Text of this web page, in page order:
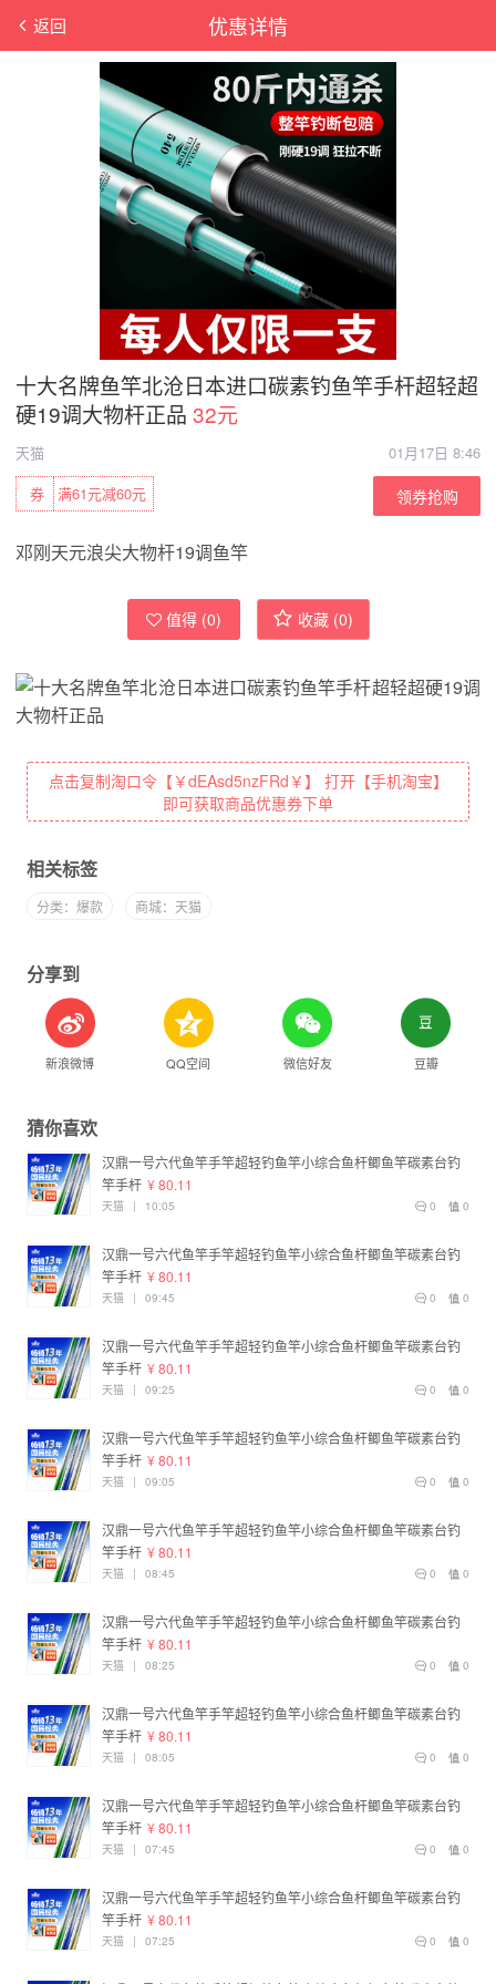
优惠详情
返回
十大名牌鱼竿北沧日本进口碳素钓鱼竿手杆超轻超
硬19调大物杆正品 32元
天猫
01月17日 8:46
满61元减60元
券 领券抢购
邓刚天元浪尖大物杆19调鱼竿
值得 (0) 收藏 (0)
点击复制淘口令【￥dEAsd5nzFRd￥】 打开【手机淘宝】
即可获取商品优惠券下单
相关标签
分类：爆款 商城：天猫
分享到
新浪微博 QQ空间 微信好友 豆瓣
猜你喜欢
汉鼎一号六代鱼竿手竿超轻钓鱼竿小综合鱼杆鲫鱼竿碳素台钓
竿手杆 ¥ 80.11
0
0
天猫 | 10:05
汉鼎一号六代鱼竿手竿超轻钓鱼竿小综合鱼杆鲫鱼竿碳素台钓
竿手杆 ¥ 80.11
0
0
天猫 | 09:45
汉鼎一号六代鱼竿手竿超轻钓鱼竿小综合鱼杆鲫鱼竿碳素台钓
竿手杆 ¥ 80.11
0
0
天猫 | 09:25
汉鼎一号六代鱼竿手竿超轻钓鱼竿小综合鱼杆鲫鱼竿碳素台钓
竿手杆 ¥ 80.11
0
0
天猫 | 09:05
汉鼎一号六代鱼竿手竿超轻钓鱼竿小综合鱼杆鲫鱼竿碳素台钓
竿手杆 ¥ 80.11
0
0
天猫 | 08:45
汉鼎一号六代鱼竿手竿超轻钓鱼竿小综合鱼杆鲫鱼竿碳素台钓
竿手杆 ¥ 80.11
0
0
天猫 | 08:25
汉鼎一号六代鱼竿手竿超轻钓鱼竿小综合鱼杆鲫鱼竿碳素台钓
竿手杆 ¥ 80.11
0
0
天猫 | 08:05
汉鼎一号六代鱼竿手竿超轻钓鱼竿小综合鱼杆鲫鱼竿碳素台钓
竿手杆 ¥ 80.11
0
0
天猫 | 07:45
汉鼎一号六代鱼竿手竿超轻钓鱼竿小综合鱼杆鲫鱼竿碳素台钓
竿手杆 ¥ 80.11
0
0
天猫 | 07:25